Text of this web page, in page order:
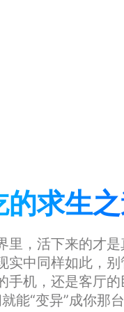
求生
里，活下来的才
实中同样如此，
手机，还是客厅
能“变异”成你那